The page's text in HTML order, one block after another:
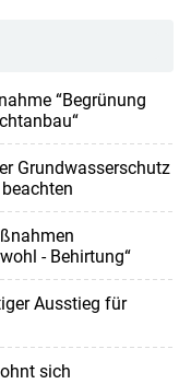
“Begrünung
Grundwasserschutz
- Behirtung“
Ausstieg für
sich